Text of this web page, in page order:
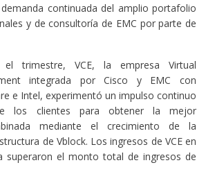
continuada del amplio portafolio
y de consultoría de EMC por parte de
el trimestre, VCE, la empresa Virtual
integrada por Cisco y EMC con
e Intel, experimentó un impulso continuo
los clientes para obtener la mejor
mediante el crecimiento de la
de Vblock. Los ingresos de VCE en
superaron el monto total de ingresos de